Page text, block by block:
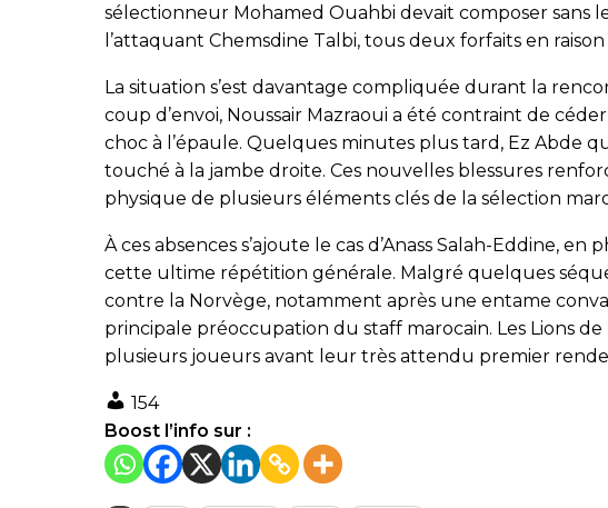
sélectionneur Mohamed Ouahbi devait composer sans
l’attaquant Chemsdine Talbi, tous deux forfaits en
La situation s’est davantage compliquée durant la
coup d’envoi, Noussair Mazraoui a été contraint de
choc à l’épaule. Quelques minutes plus tard, Ez Abde
touché à la jambe droite. Ces nouvelles blessures
physique de plusieurs éléments clés de la sélection
À ces absences s’ajoute le cas d’Anass Salah-Eddine,
cette ultime répétition générale. Malgré quelques
contre la Norvège, notamment après une entame
principale préoccupation du staff marocain. Les Lions
plusieurs joueurs avant leur très attendu premier
154
Boost l’info sur :